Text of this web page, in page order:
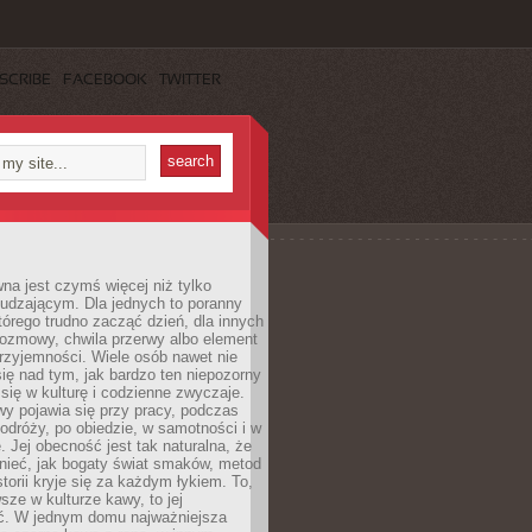
FACEBOOK TWITTER
jest czymś więcej niż tylko
Dla jednych to poranny
trudno zacząć dzień, dla innych
chwila przerwy albo element
Wiele osób nawet nie
nad tym, jak bardzo ten niepozorny
się w kulturę i codzienne zwyczaje.
pojawia się przy pracy, podczas
po obiedzie, w samotności i w
Jej obecność jest tak naturalna, że
jak bogaty świat smaków, metod
kryje się za każdym łykiem. To,
w kulturze kawy, to jej
W jednym domu najważniejsza